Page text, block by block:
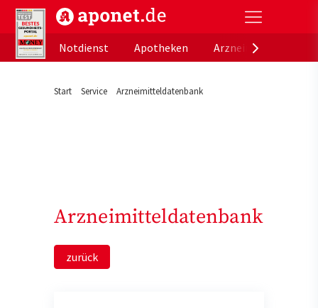
aponet.de - Das offizielle Gesundheitsportal der
Notdienst
Apotheken
Start Service Arzneimitteldatenbank
Arzneimitteldatenbank
zurück